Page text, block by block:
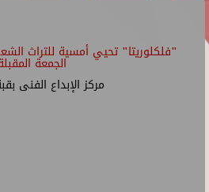
"فلكلوريتا" تحيي أمسية للتراث
الجمعة
مركز الإبداع الفنى